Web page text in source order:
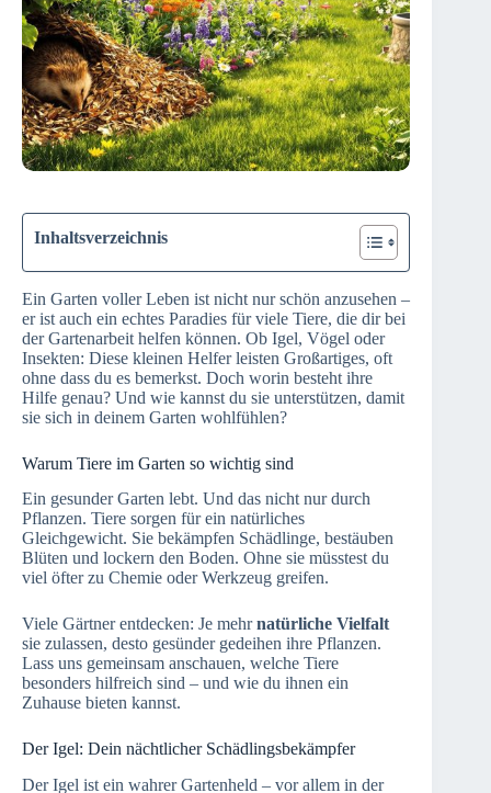
Inhaltsverzeichnis
Ein Garten voller Leben ist nicht nur schön anzusehen –
er ist auch ein echtes Paradies für viele Tiere, die dir bei
der Gartenarbeit helfen können. Ob Igel, Vögel oder
Insekten: Diese kleinen Helfer leisten Großartiges, oft
ohne dass du es bemerkst. Doch worin besteht ihre
Hilfe genau? Und wie kannst du sie unterstützen, damit
sie sich in deinem Garten wohlfühlen?
Warum Tiere im Garten so wichtig sind
Ein gesunder Garten lebt. Und das nicht nur durch
Pflanzen. Tiere sorgen für ein natürliches
Gleichgewicht. Sie bekämpfen Schädlinge, bestäuben
Blüten und lockern den Boden. Ohne sie müsstest du
viel öfter zu Chemie oder Werkzeug greifen.
Viele Gärtner entdecken: Je mehrnatürliche Vielfalt
sie zulassen, desto gesünder gedeihen ihre Pflanzen.
Lass uns gemeinsam anschauen, welche Tiere
besonders hilfreich sind – und wie du ihnen ein
Zuhause bieten kannst.
Der Igel: Dein nächtlicher Schädlingsbekämpfer
Der Igel ist ein wahrer Gartenheld – vor allem in der